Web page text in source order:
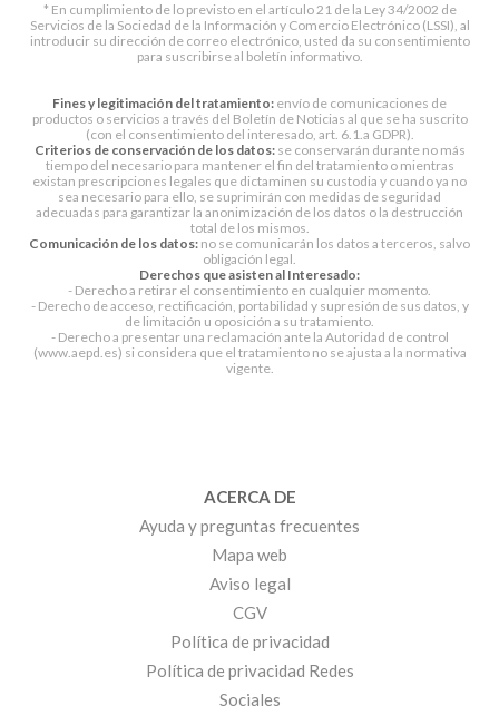
* En cumplimiento de lo previsto en el artículo 21 de la Ley 34/2002 de
Servicios de la Sociedad de la Información y Comercio Electrónico (LSSI), al
introducir su dirección de correo electrónico, usted da su consentimiento
para suscribirse al boletín informativo.
Fines y legitimación del tratamiento: envío de comunicaciones de
productos o servicios a través del Boletín de Noticias al que se ha suscrito
(con el consentimiento del interesado, art. 6.1.a GDPR).
Criterios de conservación de los datos:se conservarán durante no más
tiempo del necesario para mantener el fin del tratamiento o mientras
existan prescripciones legales que dictaminen su custodia y cuando ya no
sea necesario para ello, se suprimirán con medidas de seguridad
adecuadas para garantizar la anonimización de los datos o la destrucción
total de los mismos.
Comunicación de los datos: no se comunicarán los datos a terceros, salvo
obligación legal.
Derechos que asisten al Interesado:
- Derecho a retirar el consentimiento en cualquier momento.
- Derecho de acceso, rectificación, portabilidad y supresión de sus datos, y
de limitación u oposición a su tratamiento.
- Derecho a presentar una reclamación ante la Autoridad de control
(www.aepd.es) si considera que el tratamiento no se ajusta a la normativa
vigente.
ACERCA DE
Ayuda y preguntas frecuentes
Mapa web
Aviso legal
CGV
Política de privacidad
Política de privacidad Redes
Sociales